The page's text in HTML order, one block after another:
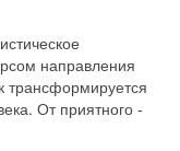
направления
трансформируется
От приятного -